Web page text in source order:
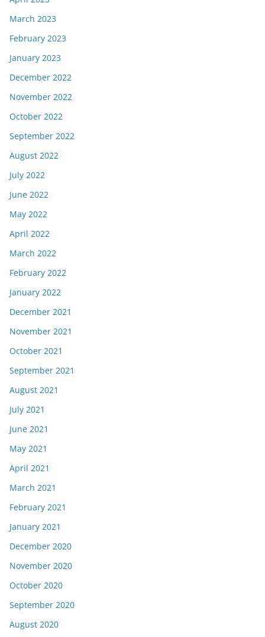
March 2023
February 2023
January 2023
December 2022
November 2022
October 2022
September 2022
August 2022
July 2022
June 2022
May 2022
April 2022
March 2022
February 2022
January 2022
December 2021
November 2021
October 2021
September 2021
August 2021
July 2021
June 2021
May 2021
April 2021
March 2021
February 2021
January 2021
December 2020
November 2020
October 2020
September 2020
August 2020